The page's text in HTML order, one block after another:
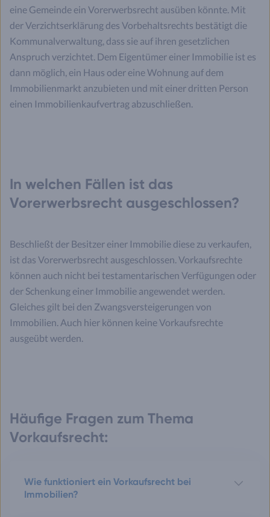
eine Gemeinde ein Vorerwerbsrecht ausüben könnte. Mit
der Verzichtserklärung des Vorbehaltsrechts bestätigt die
Kommunalverwaltung, dass sie auf ihren gesetzlichen
Anspruch verzichtet. Dem Eigentümer einer Immobilie ist es
dann möglich, ein Haus oder eine Wohnung auf dem
Immobilienmarkt anzubieten und mit einer dritten Person
einen Immobilienkaufvertrag abzuschließen.
In welchen Fällen ist das
Vorerwerbsrecht ausgeschlossen?
Beschließt der Besitzer einer Immobilie diese zu verkaufen,
ist das Vorerwerbsrecht ausgeschlossen. Vorkaufsrechte
können auch nicht bei testamentarischen Verfügungen oder
der Schenkung einer Immobilie angewendet werden.
Gleiches gilt bei den Zwangsversteigerungen von
Immobilien. Auch hier können keine Vorkaufsrechte
ausgeübt werden.
Häufige Fragen zum Thema
Vorkaufsrecht:
Wie funktioniert ein Vorkaufsrecht bei
Immobilien?